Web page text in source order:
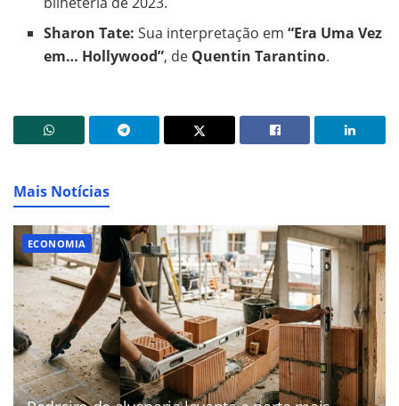
Sharon Tate: Sua interpretação em“Era Uma Vez
em… Hollywood”, de Quentin Tarantino.
Mais Notícias
ECONOMIA